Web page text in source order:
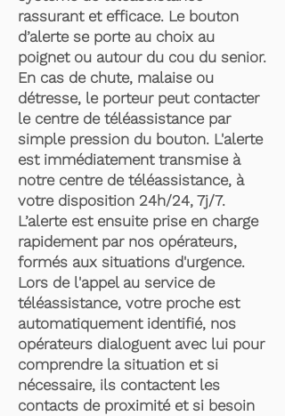
rassurant et efficace. Le bouton
d’alerte se porte au choix au
poignet ou autour du cou du senior.
En cas de chute, malaise ou
détresse, le porteur peut contacter
le centre de téléassistance par
simple pression du bouton. L'alerte
est immédiatement transmise à
notre centre de téléassistance, à
votre disposition 24h/24, 7j/7.
L’alerte est ensuite prise en charge
rapidement par nos opérateurs,
formés aux situations d'urgence.
Lors de l'appel au service de
téléassistance, votre proche est
automatiquement identifié, nos
opérateurs dialoguent avec lui pour
comprendre la situation et si
nécessaire, ils contactent les
contacts de proximité et si besoin